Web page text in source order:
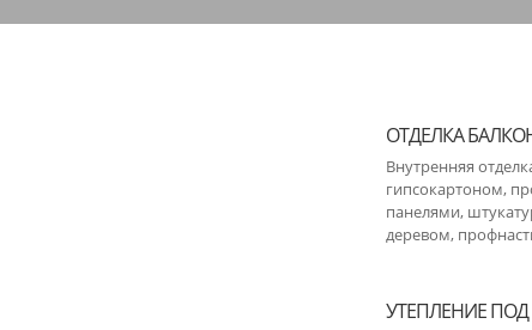
ОТДЕЛКА
Внутренняя
гипсокартоном,
панелями,
деревом,
УТЕПЛЕНИЕ